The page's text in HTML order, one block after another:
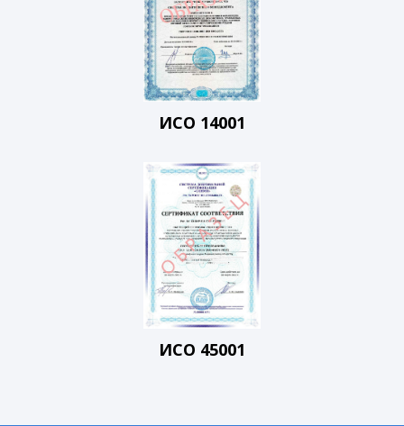
ИСО 14001
ИСО 45001